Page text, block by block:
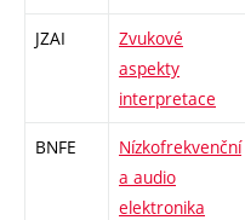
JZAI
Zvukové
aspekty
interpretace
BNFE
Nízkofrekvenční
a audio
elektronika